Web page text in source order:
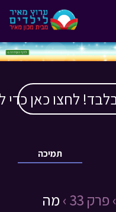
לחצו כאן כדי
תמיכה
פרק 33 ›
מה